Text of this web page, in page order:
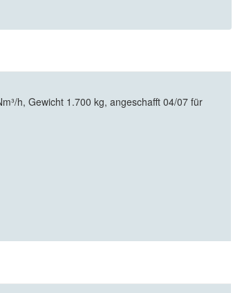
h, Gewicht 1.700 kg, angeschafft 04/07 für